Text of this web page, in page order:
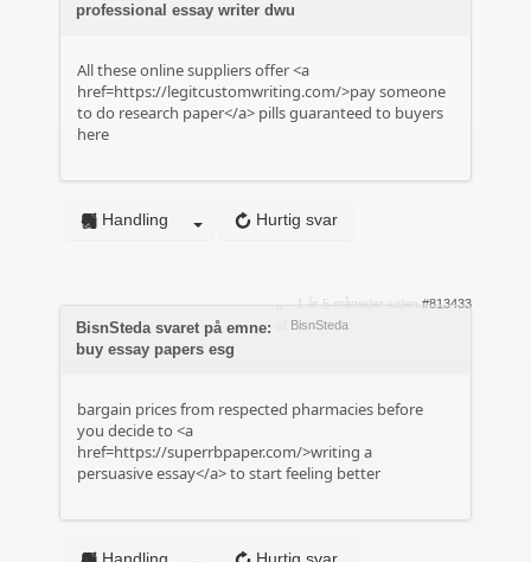
professional essay writer dwu
All these online suppliers offer <a
href=https://legitcustomwriting.com/>pay someone
to do research paper</a> pills guaranteed to buyers
here
Hurtig svar
Handling
1 år 5 måneder siden #813433
BisnSteda
BisnSteda svaret på emne:
buy essay papers esg
bargain prices from respected pharmacies before
you decide to <a
href=https://superrbpaper.com/>writing a
persuasive essay</a> to start feeling better